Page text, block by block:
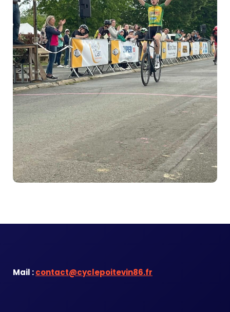
Mail :contact@cyclepoitevin86.fr